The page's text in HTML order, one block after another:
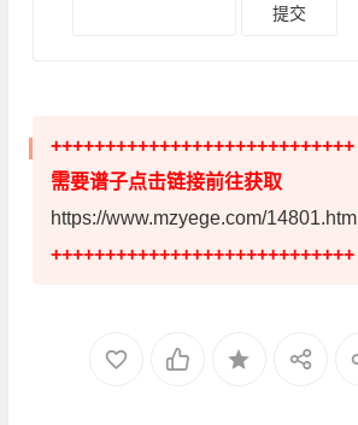
++++++++++++++++++++++++++++
需要谱子点击链接前往获取
https://www.mzyege.com/14801.html
++++++++++++++++++++++++++++